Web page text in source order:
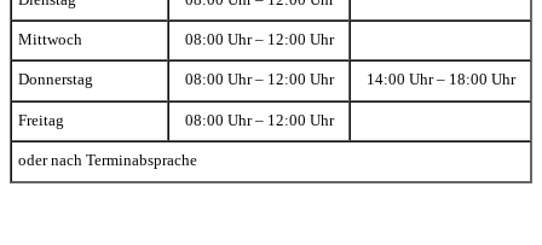
Mittwoch 08:00 Uhr – 12:00 Uhr
Donnerstag 08:00 Uhr – 12:00 Uhr 14:00 Uhr – 18:00 Uhr
Freitag 08:00 Uhr – 12:00 Uhr
oder nach Terminabsprache